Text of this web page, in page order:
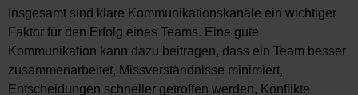
Insgesamt sind klare Kommunikationskanäle ein wichtiger
Faktor für den Erfolg eines Teams. Eine gute
Kommunikation kann dazu beitragen, dass ein Team besser
zusammenarbeitet, Missverständnisse minimiert,
Entscheidungen schneller getroffen werden, Konflikte